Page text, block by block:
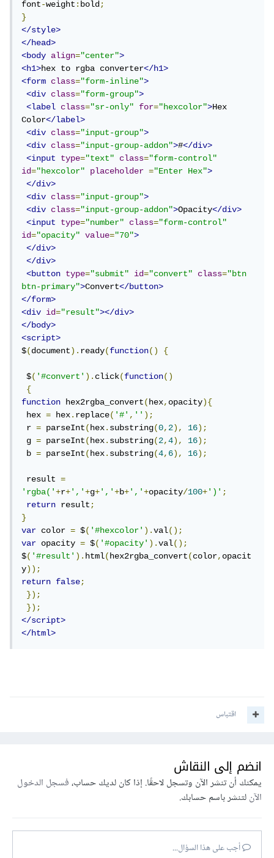
font-weight:bold;
}
</style>
</head>
<body
align="center">
<h1>hex to rgba converter</h1>
<form
class="form-inline">
<div
class="form-group">
<label
class="sr-only" for="hexcolor">Hex
Color</label>
<div
class="input-group">
<div
class="input-group-addon">#</div>
<input
type="text" class="form-control"
id="hexcolor" placeholder ="Enter Hex">
</div>
<div
class="input-group">
<div
class="input-group-addon">Opacity</div>
<input
type="number" class="form-control"
id="opacity" value="70">
</div>
</div>
<button
type="submit" id="convert" class="btn
btn-primary">Convert</button>
</form>
<div
id="result"></div>
</body>
<script>
$(document).ready(function() {
$('#convert').click(function()
{
function hex2rgba_convert(hex,opacity){
hex = hex.replace('#','');
r = parseInt(hex.substring(0,2), 16);
g = parseInt(hex.substring(2,4), 16);
b = parseInt(hex.substring(4,6), 16);
result =
'rgba('+r+','+g+','+b+','+opacity/100+')';
return result;
}
var color = $('#hexcolor').val();
var opacity = $('#opacity').val();
$('#result').html(hex2rgba_convert(color,opacit
y));
return
false;
});
});
</script>
</html>
اقتباس
انضم إلى النقاش
يمكنك أن تنشر الآن وتسجل لاحقًا. إذا كان لديك حساب،فسجل الدخول
الآنلتنشر باسم حسابك.
أجب على هذا السؤال...